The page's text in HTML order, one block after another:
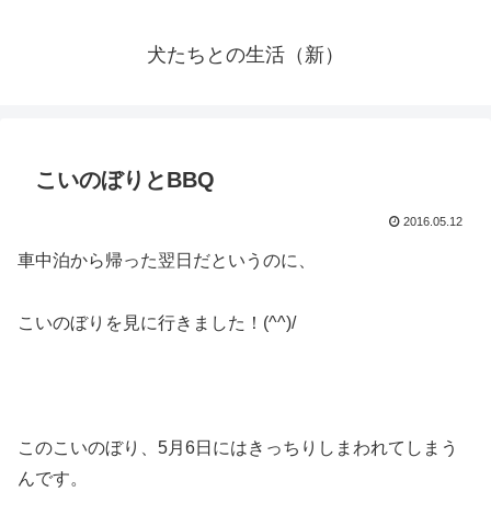
犬たちとの生活（新）
こいのぼりとBBQ
2016.05.12
車中泊から帰った翌日だというのに、
こいのぼりを見に行きました！(^^)/
このこいのぼり、5月6日にはきっちりしまわれてしまう
んです。